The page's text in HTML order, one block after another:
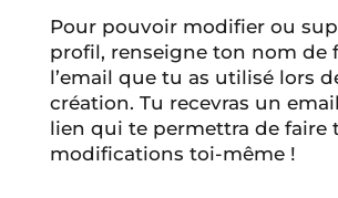
Pour pouvoir modifier ou
profil, renseigne ton nom de
l’email que tu as utilisé lors
création. Tu recevras un
lien qui te permettra de faire
modifications toi-même !